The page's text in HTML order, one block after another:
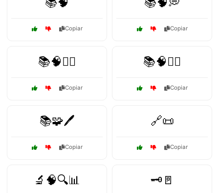
Copiar Copiar
📚🧠🧘‍♀️
Copiar
📚🧠🧘‍♂️
Copiar
📚🧩🖊️
Copiar
🔗📜
Copiar
🔬🧠🔍📊 🗝️🚪